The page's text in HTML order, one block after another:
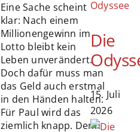
Eine Sache scheint
klar: Nach einem
Millionengewinn im
Lotto bleibt kein
Leben unverändert.
Doch dafür muss man
das Geld auch erstmal
in den Händen halten.
Für Paul wird das
ziemlich knapp. Denn
Die
15. Juli
2026